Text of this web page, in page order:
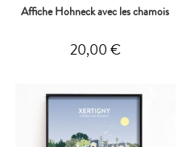
Affiche Hohneck avec les chamois
20,00€